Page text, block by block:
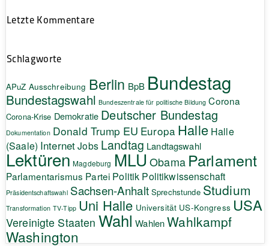
Letzte Kommentare
Schlagworte
APuZ Ausschreibung Berlin BpB Bundestag
Bundestagswahl Bundeszentrale für politische Bildung Corona
Corona-Krise Demokratie Deutscher Bundestag
Dokumentation Donald Trump EU Europa Halle Halle
(Saale) InternetJobs Landtag Landtagswahl
Lektüren Magdeburg MLU Obama Parlament
Parlamentarismus Partei Politik Politikwissenschaft
Präsidentschaftswahl Sachsen-Anhalt Sprechstunde Studium
Transformation TV-Tipp Uni Halle Universität US-Kongress USA
Vereinigte Staaten Wahl Wahlen Wahlkampf
Washington